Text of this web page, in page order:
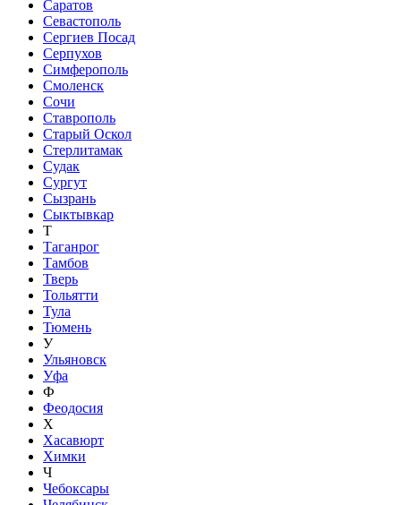
Саратов
Севастополь
Сергиев Посад
Серпухов
Симферополь
Смоленск
Сочи
Ставрополь
Старый Оскол
Стерлитамак
Судак
Сургут
Сызрань
Сыктывкар
Т
Таганрог
Тамбов
Тверь
Тольятти
Тула
Тюмень
У
Ульяновск
Уфа
Ф
Феодосия
Х
Хасавюрт
Химки
Ч
Чебоксары